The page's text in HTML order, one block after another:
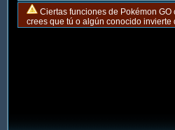
Ciertas funciones de Pokémon GO
crees que tú o algún conocido